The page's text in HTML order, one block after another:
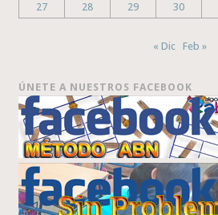
27
28 29 30
« Dic Feb »
ÚNETE A NUESTROS FACEBOOK